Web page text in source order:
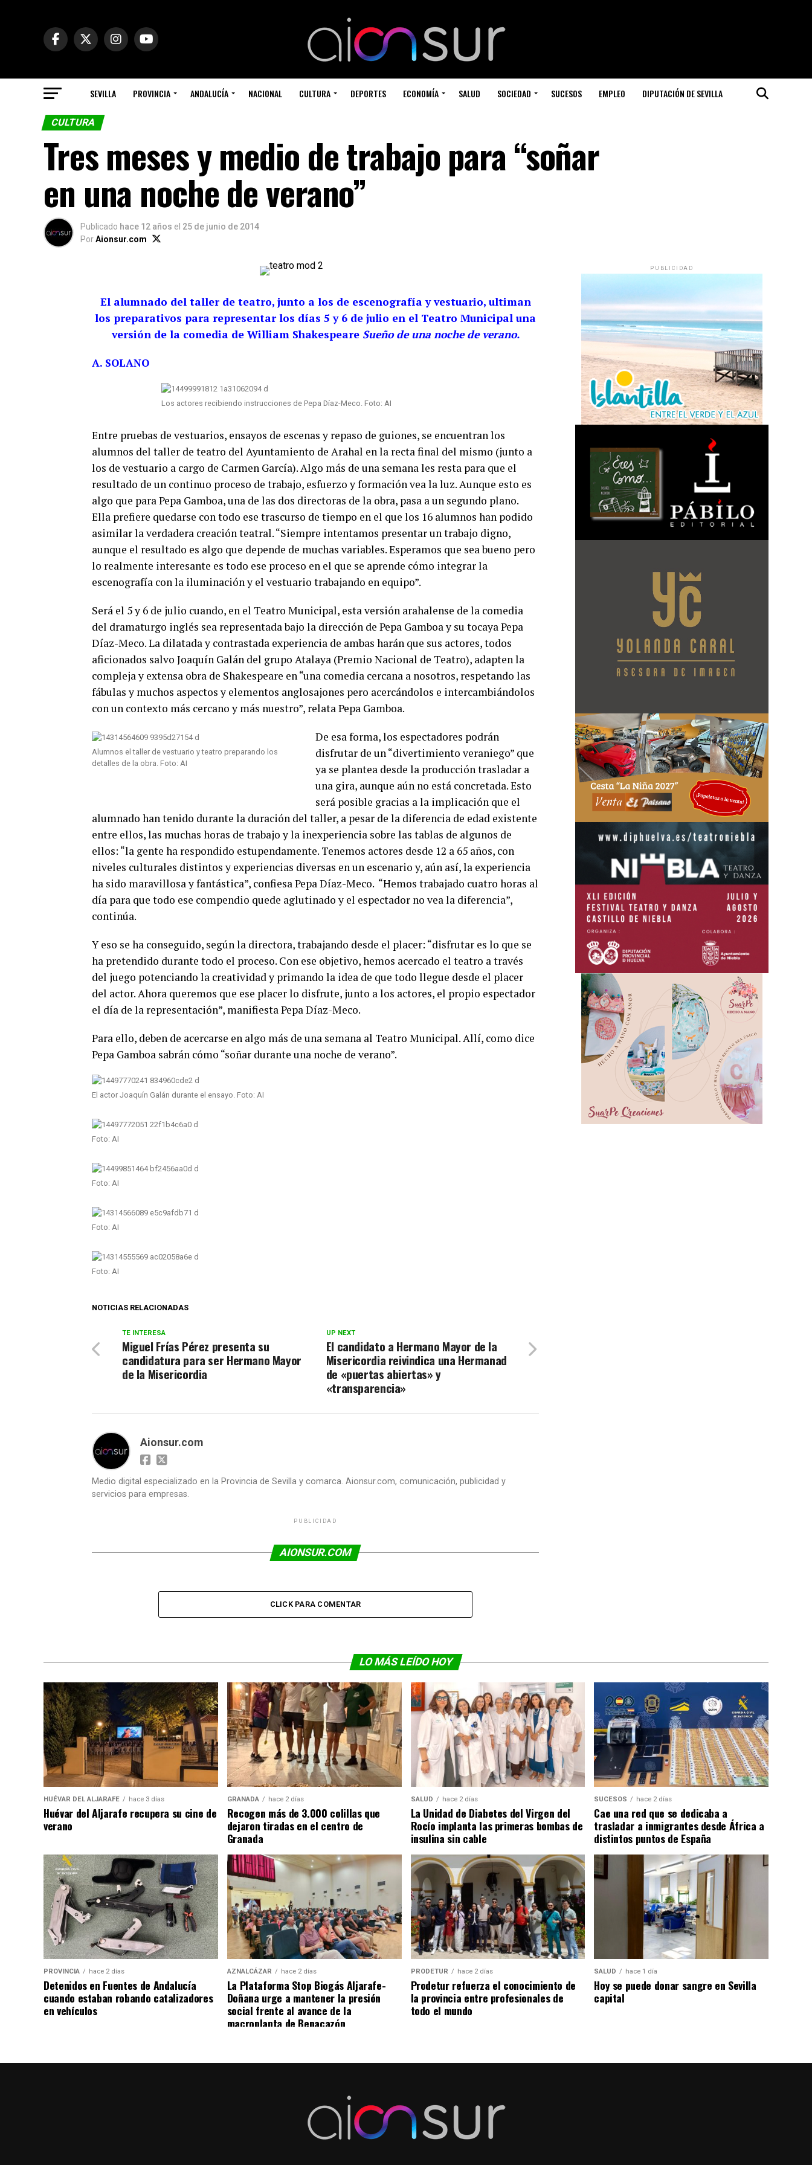
SEVILLA PROVINCIA ANDALUCÍA NACIONAL CULTURA DEPORTES ECONOMÍA SALUD SOCIEDAD SUCESOS EMPLEO DIPUTACIÓN DE SEVILLA
CULTURA
Tres meses y medio de trabajo para “soñar
en una noche de verano”
Publicado hace 12 años el 25 de junio de 2014
PorAionsur.com
El alumnado del taller de teatro, junto a los de escenografía y vestuario, ultiman
los preparativos para representar los días 5 y 6 de julio en el Teatro Municipal una
versión de la comedia de William Shakespeare Sueño de una noche de verano.
A. SOLANO
Los actores recibiendo instrucciones de Pepa Díaz-Meco. Foto: AI
Entre pruebas de vestuarios, ensayos de escenas y repaso de guiones, se encuentran los
alumnos del taller de teatro del Ayuntamiento de Arahal en la recta final del mismo (junto a
los de vestuario a cargo de Carmen García). Algo más de una semana les resta para que el
resultado de un continuo proceso de trabajo, esfuerzo y formación vea la luz. Aunque esto es
algo que para Pepa Gamboa, una de las dos directoras de la obra, pasa a un segundo plano.
Ella prefiere quedarse con todo ese trascurso de tiempo en el que los 16 alumnos han podido
asimilar la verdadera creación teatral. “Siempre intentamos presentar un trabajo digno,
aunque el resultado es algo que depende de muchas variables. Esperamos que sea bueno pero
lo realmente interesante es todo ese proceso en el que se aprende cómo integrar la
escenografía con la iluminación y el vestuario trabajando en equipo”.
Será el 5 y 6 de julio cuando, en el Teatro Municipal, esta versión arahalense de la comedia
del dramaturgo inglés sea representada bajo la dirección de Pepa Gamboa y su tocaya Pepa
Díaz-Meco. La dilatada y contrastada experiencia de ambas harán que sus actores, todos
aficionados salvo Joaquín Galán del grupo Atalaya (Premio Nacional de Teatro), adapten la
compleja y extensa obra de Shakespeare en “una comedia cercana a nosotros, respetando las
fábulas y muchos aspectos y elementos anglosajones pero acercándolos e intercambiándolos
con un contexto más cercano y más nuestro”, relata Pepa Gamboa.
Alumnos el taller de vestuario y teatro preparando los
detalles de la obra. Foto: AI
De esa forma, los espectadores podrán
disfrutar de un “divertimiento veraniego” que
ya se plantea desde la producción trasladar a
una gira, aunque aún no está concretada. Esto
será posible gracias a la implicación que el
alumnado han tenido durante la duración del taller, a pesar de la diferencia de edad existente
entre ellos, las muchas horas de trabajo y la inexperiencia sobre las tablas de algunos de
ellos: “la gente ha respondido estupendamente. Tenemos actores desde 12 a 65 años, con
niveles culturales distintos y experiencias diversas en un escenario y, aún así, la experiencia
ha sido maravillosa y fantástica”, confiesa Pepa Díaz-Meco. “Hemos trabajado cuatro horas al
día para que todo ese compendio quede aglutinado y el espectador no vea la diferencia”,
continúa.
Y eso se ha conseguido, según la directora, trabajando desde el placer: “disfrutar es lo que se
ha pretendido durante todo el proceso. Con ese objetivo, hemos acercado el teatro a través
del juego potenciando la creatividad y primando la idea de que todo llegue desde el placer
del actor. Ahora queremos que ese placer lo disfrute, junto a los actores, el propio espectador
el día de la representación”, manifiesta Pepa Díaz-Meco.
Para ello, deben de acercarse en algo más de una semana al Teatro Municipal. Allí, como dice
Pepa Gamboa sabrán cómo “soñar durante una noche de verano”.
El actor Joaquín Galán durante el ensayo. Foto: AI
Foto: AI
Foto: AI
Foto: AI
Foto: AI
NOTICIAS RELACIONADAS
UP NEXT
El candidato a Hermano Mayor de la
Misericordia reivindica una Hermanad
de «puertas abiertas» y
«transparencia»
TE INTERESA
Miguel Frías Pérez presenta su
candidatura para ser Hermano Mayor
de la Misericordia
Aionsur.com
Medio digital especializado en la Provincia de Sevilla y comarca. Aionsur.com, comunicación, publicidad y
servicios para empresas.
PUBLICIDAD
AIONSUR.COM
CLICK PARA COMENTAR
PUBLICIDAD
LO MÁS LEÍDO HOY
HUÉVAR DEL ALJARAFE hace 3 días
Huévar del Aljarafe recupera su cine de
verano
GRANADA hace 2 días
Recogen más de 3.000 colillas que
dejaron tiradas en el centro de
Granada
SALUD hace 2 días
La Unidad de Diabetes del Virgen del
Rocío implanta las primeras bombas de
insulina sin cable
SUCESOS hace 2 días
Cae una red que se dedicaba a
trasladar a inmigrantes desde África a
distintos puntos de España
PROVINCIA hace 2 días
Detenidos en Fuentes de Andalucía
cuando estaban robando catalizadores
en vehículos
AZNALCÁZAR hace 2 días
La Plataforma Stop Biogás Aljarafe-
Doñana urge a mantener la presión
social frente al avance de la
macroplanta de Benacazón
PRODETUR hace 2 días
Prodetur refuerza el conocimiento de
la provincia entre profesionales de
todo el mundo
SALUD hace 1 día
Hoy se puede donar sangre en Sevilla
capital